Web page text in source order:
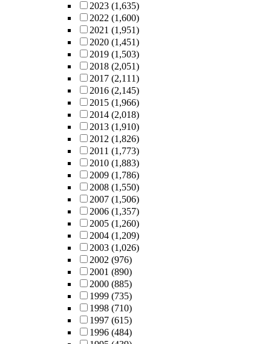
2023 (1,635)
2022 (1,600)
2021 (1,951)
2020 (1,451)
2019 (1,503)
2018 (2,051)
2017 (2,111)
2016 (2,145)
2015 (1,966)
2014 (2,018)
2013 (1,910)
2012 (1,826)
2011 (1,773)
2010 (1,883)
2009 (1,786)
2008 (1,550)
2007 (1,506)
2006 (1,357)
2005 (1,260)
2004 (1,209)
2003 (1,026)
2002 (976)
2001 (890)
2000 (885)
1999 (735)
1998 (710)
1997 (615)
1996 (484)